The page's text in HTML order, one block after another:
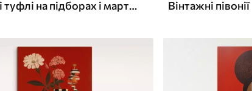
Червоні туфлі на підборах і мартіні Вінтажні півонії